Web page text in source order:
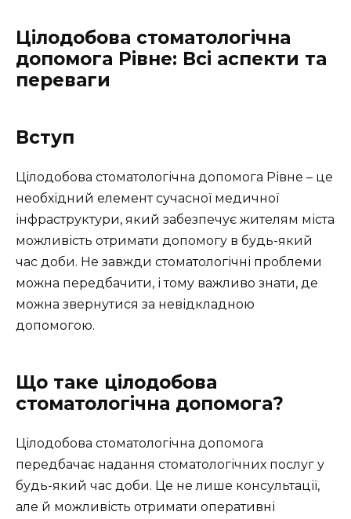
Цілодобова стоматологічна
допомога Рівне: Всі аспекти та
переваги
Вступ
Цілодобова стоматологічна допомога Рівне – це
необхідний елемент сучасної медичної
інфраструктури, який забезпечує жителям міста
можливість отримати допомогу в будь-який
час доби. Не завжди стоматологічні проблеми
можна передбачити, і тому важливо знати, де
можна звернутися за невідкладною
допомогою.
Що таке цілодобова
стоматологічна допомога?
Цілодобова стоматологічна допомога
передбачає надання стоматологічних послуг у
будь-який час доби. Це не лише консультації,
але й можливість отримати оперативні